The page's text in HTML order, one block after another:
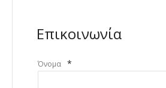
Επικοινωνία
Όνομα *